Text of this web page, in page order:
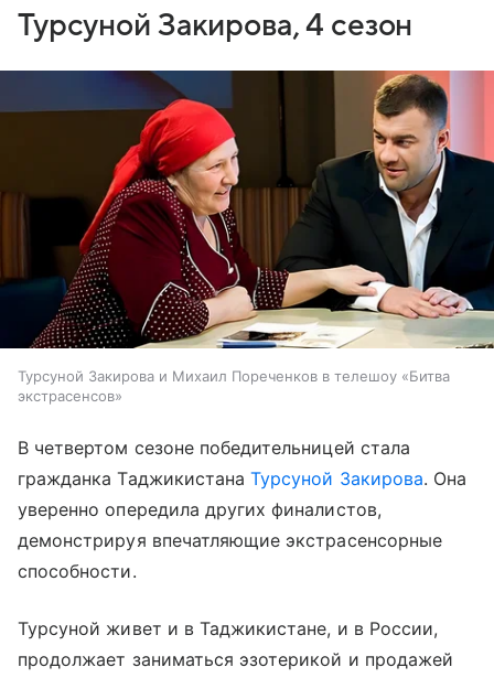
Турсуной Закирова, 4 сезон
Турсуной Закирова и Михаил Пореченков в телешоу «Битва
экстрасенсов»
В четвертом сезоне победительницей стала
гражданка ТаджикистанаТурсуной Закирова. Она
уверенно опередила других финалистов,
демонстрируя впечатляющие экстрасенсорные
способности.
Турсуной живет и в Таджикистане, и в России,
продолжает заниматься эзотерикой и продажей